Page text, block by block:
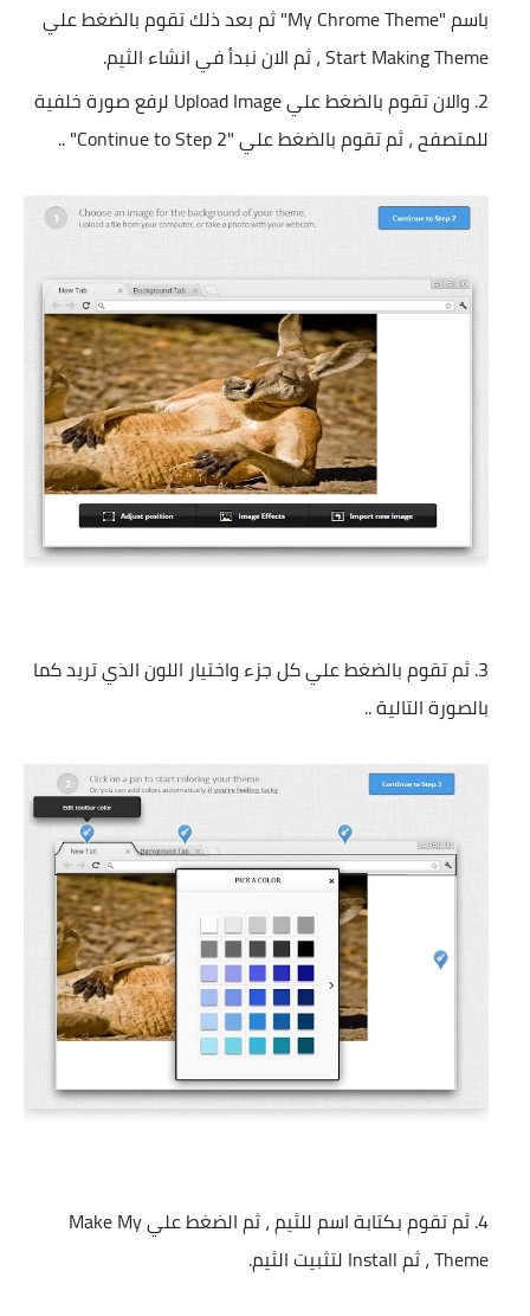
باسم "My Chrome Theme" ثم بعد ذلك تقوم بالضغط علي
Start Making Theme ، ثم الان نبدأ في انشاء الثيم.
والان تقوم بالضغط علي Upload Image لرفع صورة خلفية
للمتصفح ، ثم تقوم بالضغط علي "Continue to Step 2" ..
ثم تقوم بالضغط علي كل جزء واختيار اللون الذي تريد كما
بالصورة التالية ..
ثم تقوم بكتابة اسم للثيم ، ثم الضغط علي Make My
Theme ، ثم Install لتثبيت الثيم.